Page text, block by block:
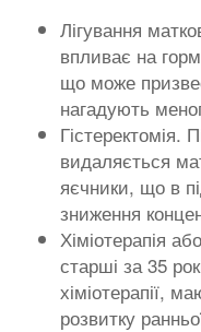
Лігування
впливає на
що може
нагадують
Гістеректомія.
видаляється
яєчники, що в
зниження
Хіміотерапія
старші за 35
хіміотерапії,
розвитку